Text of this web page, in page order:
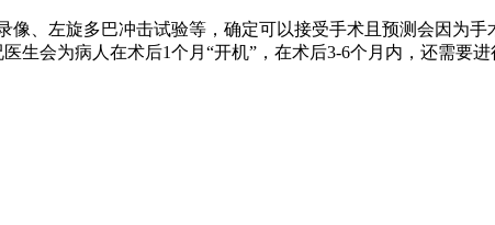
、左旋多巴冲击试验等，确定可以接受手术且预测会因为
会为病人在术后1个月“开机”，在术后3-6个月内，还需要进